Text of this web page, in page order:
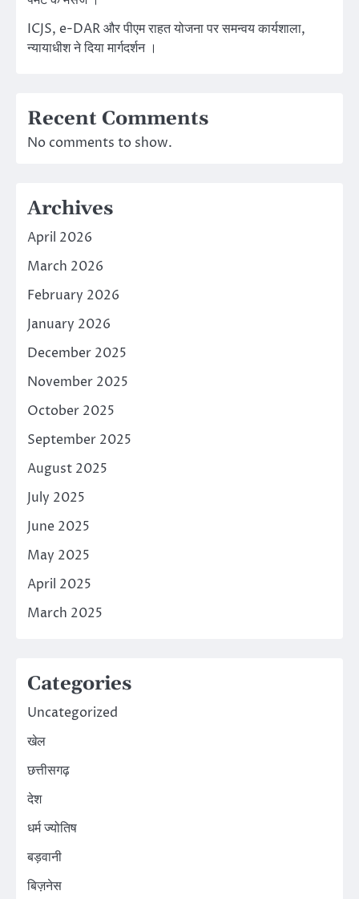
ICJS, e-DAR और पीएम राहत योजना पर समन्वय कार्यशाला,
न्यायाधीश ने दिया मार्गदर्शन ।
Recent Comments
No comments to show.
Archives
April 2026
March 2026
February 2026
January 2026
December 2025
November 2025
October 2025
September 2025
August 2025
July 2025
June 2025
May 2025
April 2025
March 2025
Categories
Uncategorized
खेल
छत्तीसगढ़
देश
धर्म ज्योतिष
बड़वानी
बिज़नेस